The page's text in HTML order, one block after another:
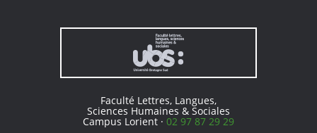
Faculté Lettres, Langues,
Sciences Humaines & Sociales
Campus Lorient · 02 97 87 29 29